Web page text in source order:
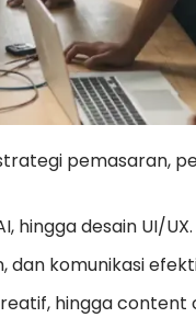
pemasaran,
hingga desain UI/UX.
dan komunikasi
hingga content